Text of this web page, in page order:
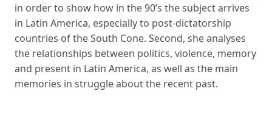
in order to show how in the 90’s the subject arrives
in Latin America, especially to post-dictatorship
countries of the South Cone. Second, she analyses
the relationships between politics, violence, memory
and present in Latin America, as well as the main
memories in struggle about the recent past.